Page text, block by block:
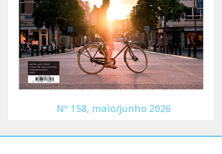
Nº 158, maio/junho 2026